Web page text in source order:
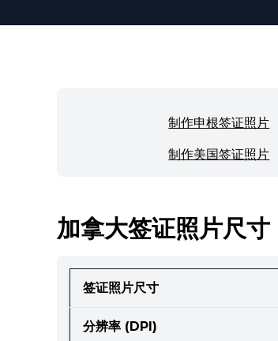
制作申根签证照片
制作美国签证照片
加拿大签证照片尺寸
签证照片尺寸
分辨率 (DPI)